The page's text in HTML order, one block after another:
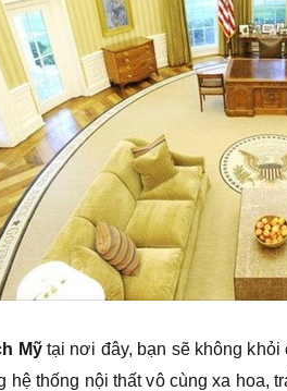
Mỹtại nơi đây, bạn sẽ không
hệ thống nội thất vô cùng xa hoa,